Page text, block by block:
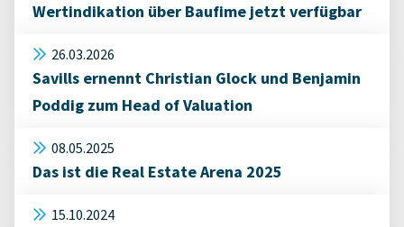
Wertindikation über Baufime jetzt verfügbar
26.03.2026
Savills ernennt Christian Glock und Benjamin
Poddig zum Head of Valuation
08.05.2025
Das ist die Real Estate Arena 2025
15.10.2024